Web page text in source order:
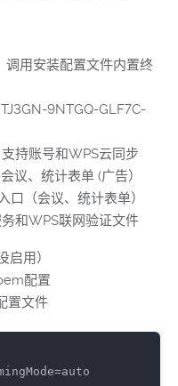
调用安装配置文件内置终
9NTGQ-GLF7C-
持账号和WPS云同步
议、统计表单 (广告）
口（会议、统计表单）
和WPS联网验证文件
用）
配置
置文件